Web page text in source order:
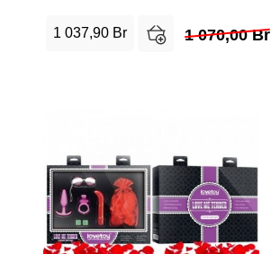
1 037,90 Br 1 070,00Br